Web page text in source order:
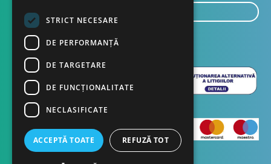
mail...
TRIMITE
STRICT NECESARE
DE PERFORMANȚĂ
DE TARGETARE
DE FUNCŢIONALITATE
NECLASIFICATE
ACCEPTĂ TOATE REFUZĂ TOT